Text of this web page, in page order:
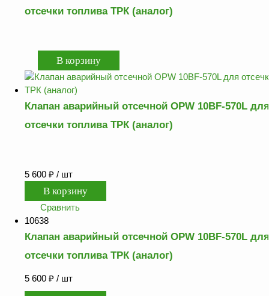
отсечки топлива ТРК (аналог)
Клапан аварийный отсечной OPW 10BF-570L для
отсечки топлива ТРК (аналог)
5 600 ₽ / шт
Сравнить
10638
Клапан аварийный отсечной OPW 10BF-570L для
отсечки топлива ТРК (аналог)
5 600 ₽ / шт